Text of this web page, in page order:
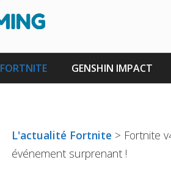
FORTNITE GENSHIN IMPACT
L'actualité Fortnite > Fortnite
événement surprenant !